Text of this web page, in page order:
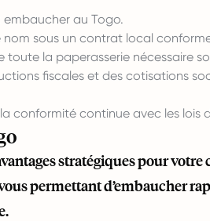
au Togo.
nom sous un contrat local
toute la paperasserie nécessaire
fiscales et des cotisations
conformité continue avec les lois
stratégiques pour votre
permettant d’embaucher